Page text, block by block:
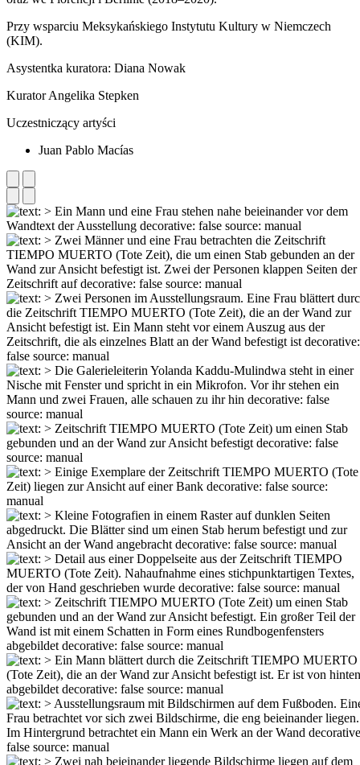
Przy wsparciu Meksykańskiego Instytutu Kultury w Niemczech
(KIM).
Asystentka kuratora: Diana Nowak
Kurator Angelika Stepken
Uczestniczący artyści
Juan Pablo Macías